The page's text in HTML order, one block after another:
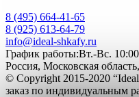
8 (495) 664-41-65
8 (925) 613-64-79
info@ideal-shkafy.ru
График работы:Вт.-Вс.
Россия, Московская
© Copyright 2015-2020
заказ по индивидуальным